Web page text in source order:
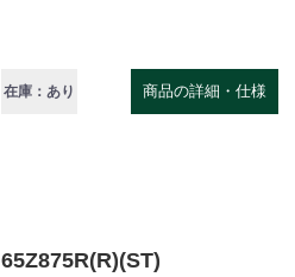
在庫：あり 商品の詳細・仕様
65Z875R(R)(ST)